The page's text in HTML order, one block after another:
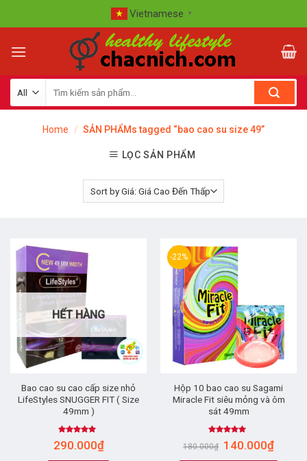
to
Vietnamese ▼
Home / SẢN PHẨMs tagged “bao cao su size 49”
LỌC SẢN PHẨM
HẾT HÀNG
Bao cao su cao cấp size nhỏ
LifeStyles SNUGGER FIT ( Size
49mm )
Rated5.00
out of 5
290.000₫
-22%
Hộp 10 bao cao su Sagami
Miracle Fit siêu mỏng và ôm
sát 49mm
Rated
4.83
out of 5
180.000₫ 140.000₫